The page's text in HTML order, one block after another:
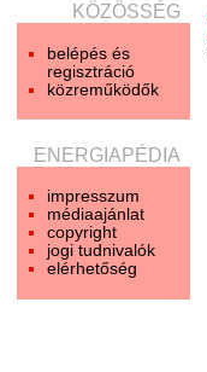
KÖZÖSSÉG
belépés és
regisztráció
közreműködők
ENERGIAPÉDIA
impresszum
médiaajánlat
copyright
jogi tudnivalók
elérhetőség